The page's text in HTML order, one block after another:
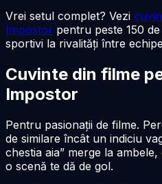
Vrei setul complet? Vezi
Impostor pentru peste 150
sportivi la rivalități între
Cuvinte din filme
Impostor
Pentru pasionații de filme.
de similare încât un indiciu
chestia aia” merge la
o scenă te dă de gol.